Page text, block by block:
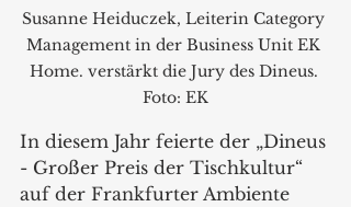
Susanne Heiduczek, Leiterin Category
Management in der Business Unit EK
Home. verstärkt die Jury des Dineus.
Foto: EK
In diesem Jahr feierte der „Dineus
- Großer Preis der Tischkultur“
auf der Frankfurter Ambiente